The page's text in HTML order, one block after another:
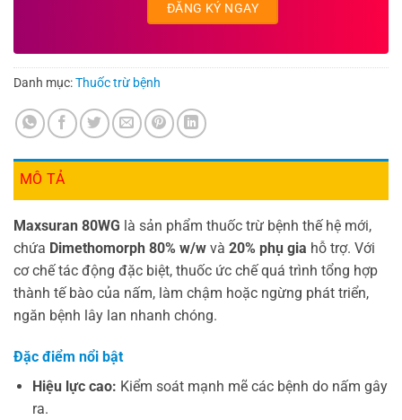
Danh mục:Thuốc trừ bệnh
MÔ TẢ
Maxsuran 80WG là sản phẩm thuốc trừ bệnh thế hệ mới,
chứa Dimethomorph 80% w/w và 20% phụ gia hỗ trợ. Với
cơ chế tác động đặc biệt, thuốc ức chế quá trình tổng hợp
thành tế bào của nấm, làm chậm hoặc ngừng phát triển,
ngăn bệnh lây lan nhanh chóng.
Đặc điểm nổi bật
Hiệu lực cao: Kiểm soát mạnh mẽ các bệnh do nấm gây
ra.